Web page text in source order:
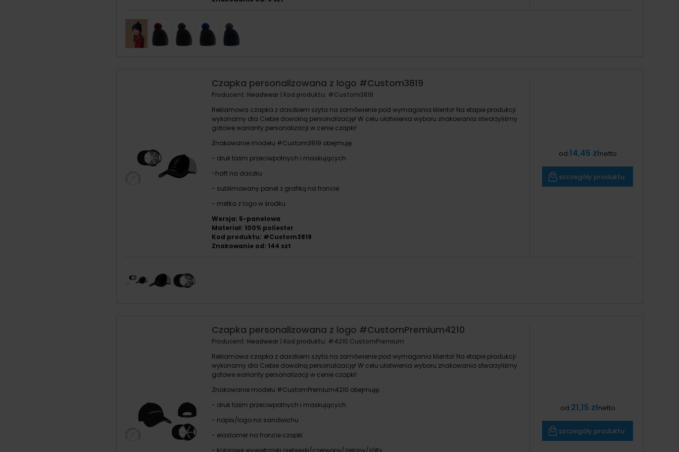
Czapka personalizowana z logo #Custom3819
Producent: Headwear | Kod produktu: #Custom3819
Reklamowa czapka z daszkiem szyta na zamówienie pod wymagania klienta! Na etapie produkcji
wykonamy dla Ciebie dowolną personalizację! W celu ułatwienia wyboru znakowania stworzyliśmy
gotowe warianty personalizacji w cenie czapki!
Znakowanie modelu #Custom3819 obejmuję:
- druk taśm przeciwpotnych i maskujących
-haft na daszku
- sublimowany panel z grafiką na froncie
- metka z logo w środku
Wersja: 5-panelowa
Materiał: 100% poliester
Kod produktu: #Custom3819
Znakowanie od: 144 szt
od:14,45 złnetto
szczegóły produktu
Czapka personalizowana z logo #CustomPremium4210
Producent: Headwear | Kod produktu: #4210 CustomPremium
Reklamowa czapka z daszkiem szyta na zamówienie pod wymagania klienta! Na etapie produkcji
wykonamy dla Ciebie dowolną personalizację! W celu ułatwienia wyboru znakowania stworzyliśmy
gotowe warianty personalizacji w cenie czapki!
Znakowanie modelu #CustomPremium4210 obejmuję:
- druk taśm przeciwpotnych i maskujących
- napis/logo na sandwichu
- elastomer na froncie czapki
od:21,15 złnetto
szczegóły produktu